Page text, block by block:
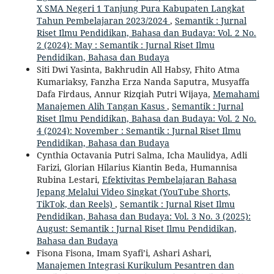
X SMA Negeri 1 Tanjung Pura Kabupaten Langkat
Tahun Pembelajaran 2023/2024 , Semantik : Jurnal
Riset Ilmu Pendidikan, Bahasa dan Budaya: Vol. 2 No.
2 (2024): May : Semantik : Jurnal Riset Ilmu
Pendidikan, Bahasa dan Budaya
Siti Dwi Yasinta, Bakhrudin All Habsy, Fhito Atma
Kumariaksy, Fanzha Erza Nanda Saputra, Musyaffa
Dafa Firdaus, Annur Rizqiah Putri Wijaya, Memahami
Manajemen Alih Tangan Kasus , Semantik : Jurnal
Riset Ilmu Pendidikan, Bahasa dan Budaya: Vol. 2 No.
4 (2024): November : Semantik : Jurnal Riset Ilmu
Pendidikan, Bahasa dan Budaya
Cynthia Octavania Putri Salma, Icha Maulidya, Adli
Farizi, Glorian Hilarius Kiantin Beda, Humannisa
Rubina Lestari, Efektivitas Pembelajaran Bahasa
Jepang Melalui Video Singkat (YouTube Shorts,
TikTok, dan Reels) , Semantik : Jurnal Riset Ilmu
Pendidikan, Bahasa dan Budaya: Vol. 3 No. 3 (2025):
August: Semantik : Jurnal Riset Ilmu Pendidikan,
Bahasa dan Budaya
Fisona Fisona, Imam Syafi’i, Ashari Ashari,
Manajemen Integrasi Kurikulum Pesantren dan